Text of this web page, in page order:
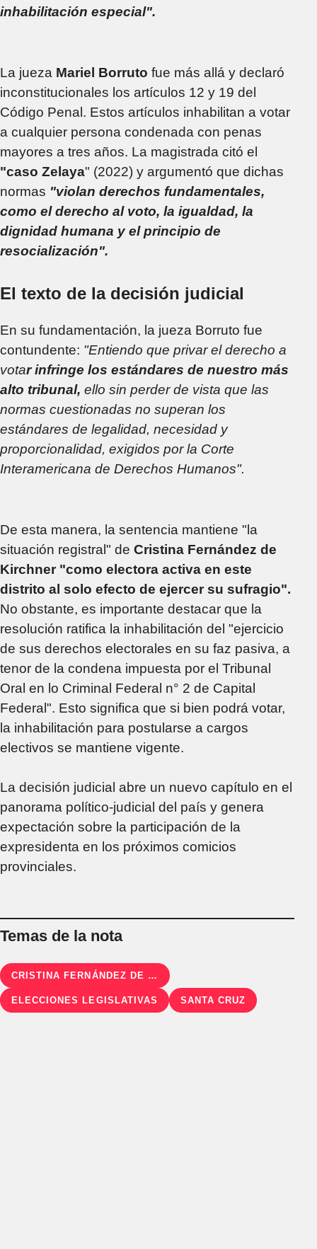
inhabilitación especial".
La jueza Mariel Borruto fue más allá y declaró
inconstitucionales los artículos 12 y 19 del
Código Penal. Estos artículos inhabilitan a votar
a cualquier persona condenada con penas
mayores a tres años. La magistrada citó el
"caso Zelaya" (2022) y argumentó que dichas
normas "violan derechos fundamentales,
como el derecho al voto, la igualdad, la
dignidad humana y el principio de
resocialización".
El texto de la decisión judicial
En su fundamentación, la jueza Borruto fue
contundente: "Entiendo que privar el derecho a
votar infringe los estándares de nuestro más
alto tribunal, ello sin perder de vista que las
normas cuestionadas no superan los
estándares de legalidad, necesidad y
proporcionalidad, exigidos por la Corte
Interamericana de Derechos Humanos".
De esta manera, la sentencia mantiene "la
situación registral" de Cristina Fernández de
Kirchner "como electora activa en este
distrito al solo efecto de ejercer su sufragio".
No obstante, es importante destacar que la
resolución ratifica la inhabilitación del "ejercicio
de sus derechos electorales en su faz pasiva, a
tenor de la condena impuesta por el Tribunal
Oral en lo Criminal Federal n° 2 de Capital
Federal". Esto significa que si bien podrá votar,
la inhabilitación para postularse a cargos
electivos se mantiene vigente.
La decisión judicial abre un nuevo capítulo en el
panorama político-judicial del país y genera
expectación sobre la participación de la
expresidenta en los próximos comicios
provinciales.
Temas de la nota
CRISTINA FERNÁNDEZ DE KIRCHNER
ELECCIONES LEGISLATIVAS SANTA CRUZ